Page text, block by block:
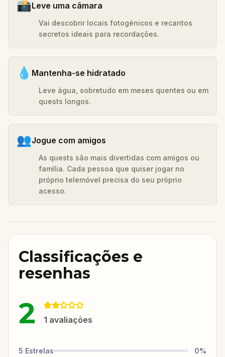
📸Leve uma câmara
Vai descobrir locais fotogénicos e recantos
secretos ideais para recordações.
💧 Mantenha-se hidratado
Leve água, sobretudo em meses quentes ou em
quests longos.
👥Jogue com amigos
As quests são mais divertidas com amigos ou
família. Cada pessoa que quiser jogar no
próprio telemóvel precisa do seu próprio
acesso.
Classificações e
resenhas
2 1 avaliações
5 Estrelas 0%